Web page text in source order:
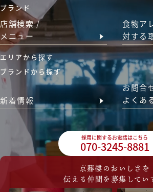
ブランド
店舗検索 /
メニュー
エリアから探す
ブランドから探す
新着情報
食物ア
対する
お問合
よくあ
採用に関するお電話はこちら
070-3245-8881
京鼎樓のおいしさを
伝える仲間を募集してい